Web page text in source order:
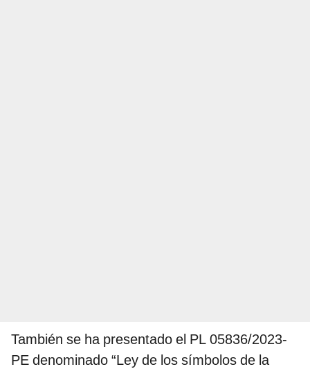
También se ha presentado el PL 05836/2023-
PE denominado “Ley de los símbolos de la